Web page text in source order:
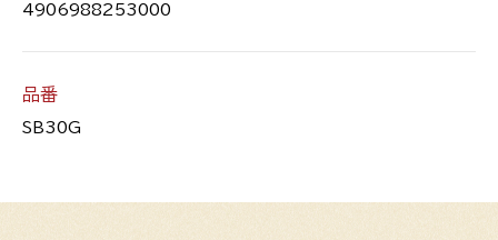
4906988253000
品番
SB30G